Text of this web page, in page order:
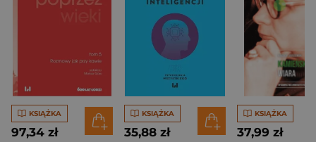
KSIĄŻKA
97,34 zł
KSIĄŻKA
35,88 zł
KSIĄŻKA
37,99 zł